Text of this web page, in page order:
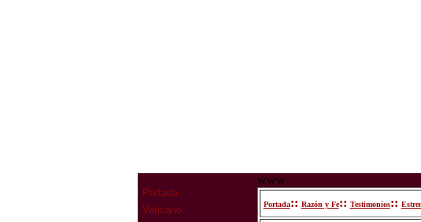
Portada
Vaticano
www
Portada:: Razón y Fe:: Testimonios::